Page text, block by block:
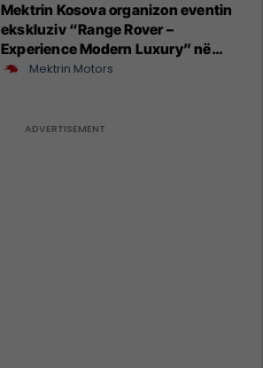
Mektrin Kosova organizon eventin
ekskluziv “Range Rover –
Experience Modern Luxury” në
Prishtinë
Mektrin Motors